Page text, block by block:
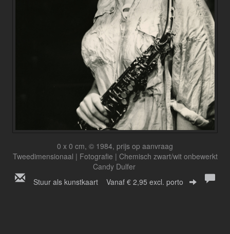
0 x 0 cm, © 1984, prijs op aanvraag
Tweedimensionaal | Fotografie | Chemisch zwart/wit onbewerkt
Candy Dulfer
Stuur als kunstkaart Vanaf € 2,95 excl. porto